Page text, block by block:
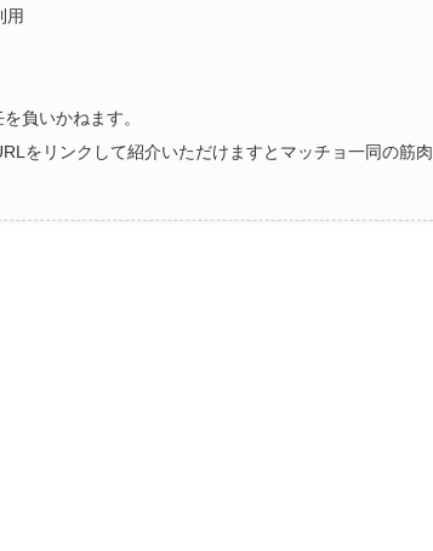
用
負いかねます。
をリンクして紹介いただけますとマッチョ一同の筋肉